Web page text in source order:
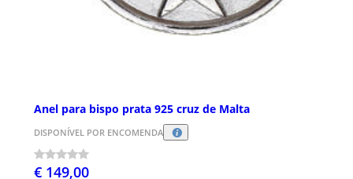
Anel para bispo prata 925 cruz de Malta
DISPONÍVEL POR ENCOMENDA
€ 149,00